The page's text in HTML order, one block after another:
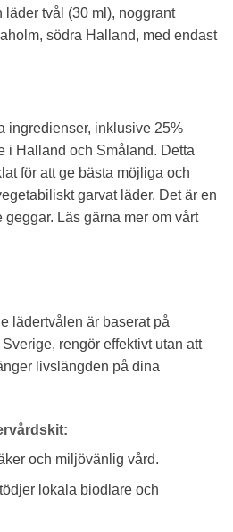
läder tvål (30 ml), noggrant
södra Halland, med endast
ingredienser, inklusive 25%
i Halland och Småland. Detta
för att ge bästa möjliga och
garvat läder. Det är en
geggar. Läs gärna mer om vårt
lädertvålen är baserat på
rengör effektivt utan att
livslängden på dina
och miljövänlig vård.
lokala biodlare och